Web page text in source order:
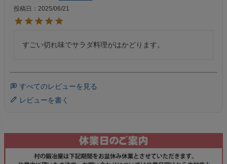
投稿日
2025/06/21
すごい切れ味でサラダ料理がはかどります。
すべてのレビューを見る
レビューを書く